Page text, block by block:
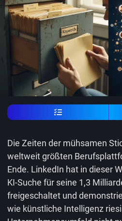
Die Zeiten der mühsamen
weltweit größten
Ende. LinkedIn hat in dieser
KI-Suche für seine 1,3
freigeschaltet und
wie künstliche Intelligenz